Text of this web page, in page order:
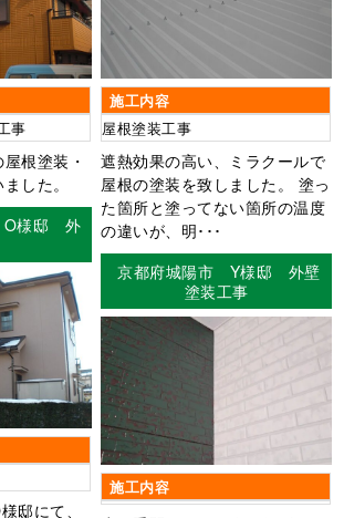
事
根塗装・
した。
施工内容
屋根塗装工事
遮熱効果の高い、ミラクールで
屋根の塗装を致しました。 塗っ
た箇所と塗ってない箇所の温度
の違いが、明･･･
O様邸 外
邸にて、
京都府城陽市 Y様邸 外壁
塗装工事
施工内容